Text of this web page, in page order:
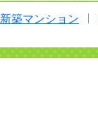
新築マンション